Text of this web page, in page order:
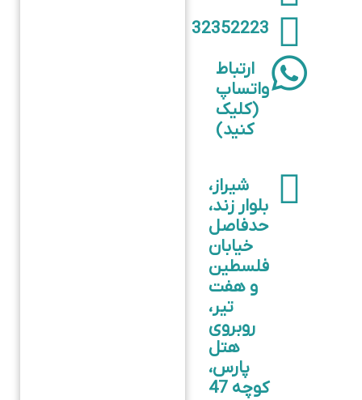
32352223
ارتباط
واتساپ
(کلیک
کنید)
شیراز،
بلوار زند،
حدفاصل
خیابان
فلسطین
و هفت
تیر،
روبروی
هتل
پارس،
کوچه 47